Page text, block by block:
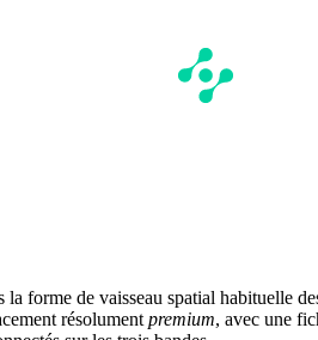
forme de vaisseau spatial
résolument premium, avec une